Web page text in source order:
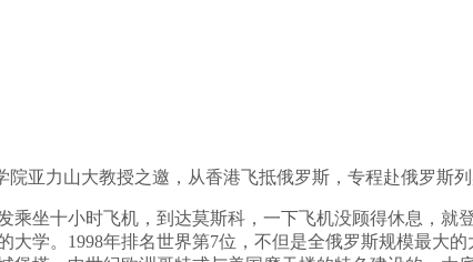
亚力山大教授之邀，从香港飞抵俄罗斯，专程赴俄罗斯列
坐十小时飞机，到达莫斯科，一下飞机没顾得休息，就
学。1998年排名世界第7位，不但是全俄罗斯规模最大